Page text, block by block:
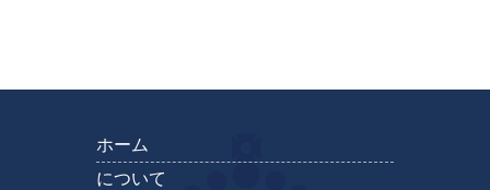
ホーム
について